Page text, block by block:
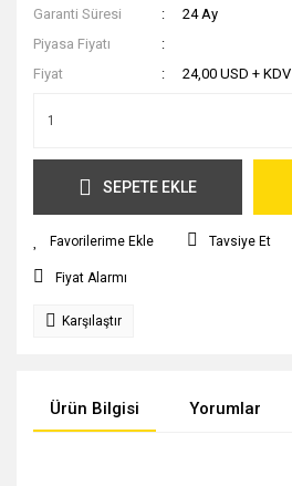
Garanti Süresi
24 Ay
Piyasa Fiyatı
Fiyat
24,00 USD + KDV
SEPETE EKLE
Tavsiye Et
Fiyat Alarmı
Karşılaştır
Ürün Bilgisi Yorumlar